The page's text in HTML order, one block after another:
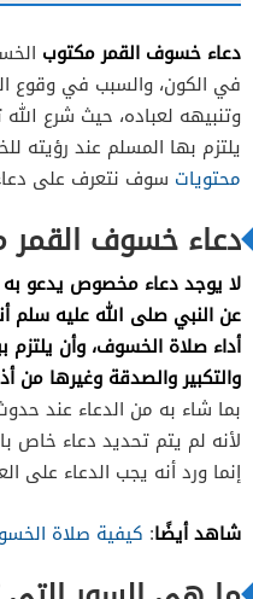
دعاء خسوف القمر مكتوب
في الكون، والسبب في وقوع
وتنبيهه لعباده، حيث شرع
يلتزم بها المسلم عند رؤيته
محتويات سوف نتعرف على
دعاء خسوف القمر
لا يوجد دعاء مخصوص يدعو
عن النبي صلى الله عليه سلم
أداء صلاة الخسوف، وأن يلتزم
والتكبير والصدقة وغيرها من
بما شاء به من الدعاء عند
لأنه لم يتم تحديد دعاء خاص
إنما ورد أنه يجب الدعاء على
شاهد أيضًا: كيفية صلاة